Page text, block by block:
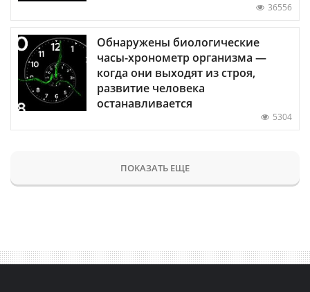
36556
Обнаружены биологические
часы-хронометр организма —
когда они выходят из строя,
развитие человека
останавливается
5304
ПОКАЗАТЬ ЕЩЕ